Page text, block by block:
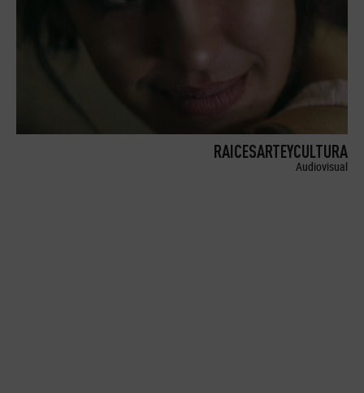
RAICESARTEYCULTURA
Audiovisual